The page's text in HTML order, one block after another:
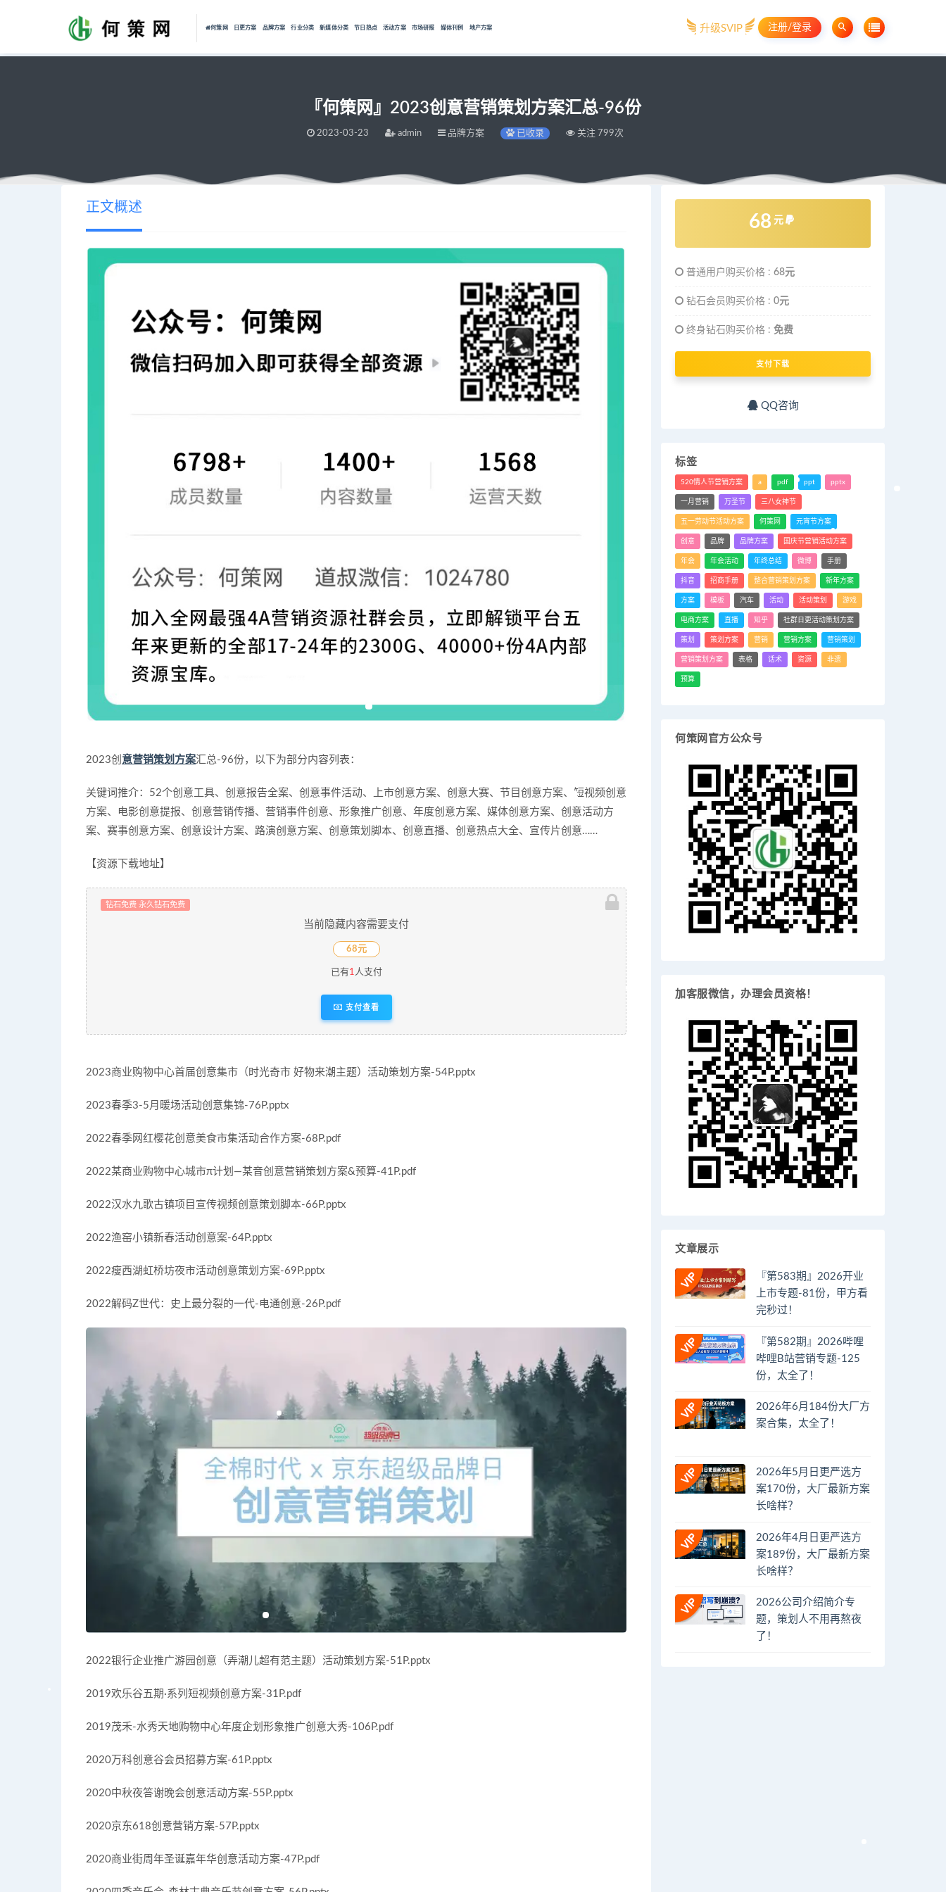
何策网 日更方案 品牌方案 行业分类 新媒体分类 节日热点 活动方案 市场研报 媒体刊例 地产方案 升级SVIP 注册/登录
『何策网』2023创意营销策划方案汇总-96份
2023-03-23 admin 品牌方案 已收录 关注 799次
正文概述
2023创 意营销策划方案汇总-96份，以下为部分内容列表：
关键词推介：52个创意工具、创意报告全案、创意事件活动、上市创意方案、创意大赛、节目创意方案、短视频创意
方案、电影创意提报、创意营销传播、营销事件创意、形象推广创意、年度创意方案、媒体创意方案、创意活动方
案、赛事创意方案、创意设计方案、路演创意方案、创意策划脚本、创意直播、创意热点大全、宣传片创意……
【资源下载地址】
钻石免费 永久钻石免费
当前隐藏内容需要支付
68元
已有 1人支付
支付查看
2023商业购物中心首届创意集市（时光奇市 好物来潮主题）活动策划方案-54P.pptx
2023春季3-5月暖场活动创意集锦-76P.pptx
2022春季网红樱花创意美食市集活动合作方案-68P.pdf
2022某商业购物中心城市π计划—某音创意营销策划方案&预算-41P.pdf
2022汉水九歌古镇项目宣传视频创意策划脚本-66P.pptx
2022渔窑小镇新春活动创意案-64P.pptx
2022瘦西湖虹桥坊夜市活动创意策划方案-69P.pptx
2022解码Z世代：史上最分裂的一代-电通创意-26P.pdf
2022银行企业推广游园创意（弄潮儿超有范主题）活动策划方案-51P.pptx
2019欢乐谷五期·系列短视频创意方案-31P.pdf
2019茂禾-水秀天地购物中心年度企划形象推广创意大秀-106P.pdf
2020万科创意谷会员招募方案-61P.pptx
2020中秋夜答谢晚会创意活动方案-55P.pptx
2020京东618创意营销方案-57P.pptx
2020商业街周年圣诞嘉年华创意活动方案-47P.pdf
68 元
普通用户购买价格 :68元
钻石会员购买价格 :0元
终身钻石购买价格 :免费
支付下载
QQ咨询
标签
520情人节营销方案 a pdf ppt pptx
一月营销 万圣节 三八女神节
五一劳动节活动方案 何策网 元宵节方案
创意 品牌 品牌方案 国庆节营销活动方案
年会 年会活动 年终总结 微博 手册
抖音 招商手册 整合营销策划方案 新年方案
方案 模板 汽车 活动 活动策划 游戏
电商方案 直播 知乎 社群日更活动策划方案
策划 策划方案 营销 营销方案 营销策划
营销策划方案 表格 话术 资源 非遗
预算
何策网官方公众号
加客服微信，办理会员资格！
文章展示
『第583期』2026开业
上市专题-81份，甲方看
完秒过！
『第582期』2026哔哩
哔哩B站营销专题-125
份，太全了！
2026年6月184份大厂方
案合集，太全了！
2026年5月日更严选方
案170份，大厂最新方案
长啥样？
2026年4月日更严选方
案189份，大厂最新方案
长啥样？
2026公司介绍简介专
题，策划人不用再熬夜
了！